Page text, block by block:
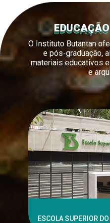
O Instituto Butantan
e pós-graduação,
materiais educativos
e
ESCOLA SUPERIOR